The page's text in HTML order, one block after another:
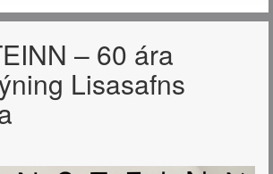
– 60 ára
Lisasafns